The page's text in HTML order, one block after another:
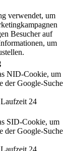
verwendet, um
Besucher auf
um
NID-Cookie, um
der Google-Suche
Laufzeit 24
SID-Cookie, um
der Google-Suche